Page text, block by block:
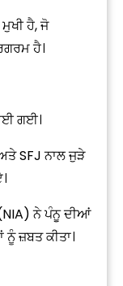
ਹੈ, ਜੋ
ਹੈ।
ਗਈ।
SFJ ਨਾਲ ਜੁੜੇ
ਨੇ ਪੰਨੂ ਦੀਆਂ
ਜ਼ਬਤ ਕੀਤਾ।